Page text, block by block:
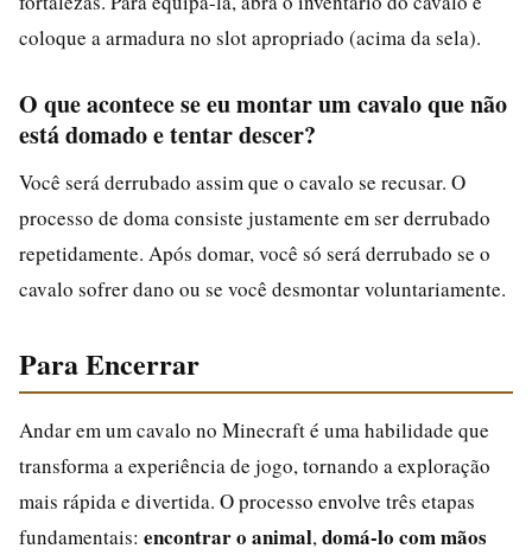
coloque a armadura no slot apropriado (acima da sela).
O que acontece se eu montar um cavalo que não
está domado e tentar descer?
Você será derrubado assim que o cavalo se recusar. O
processo de doma consiste justamente em ser derrubado
repetidamente. Após domar, você só será derrubado se o
cavalo sofrer dano ou se você desmontar voluntariamente.
Para Encerrar
Andar em um cavalo no Minecraft é uma habilidade que
transforma a experiência de jogo, tornando a exploração
mais rápida e divertida. O processo envolve três etapas
fundamentais: encontrar o animal, domá-lo com mãos